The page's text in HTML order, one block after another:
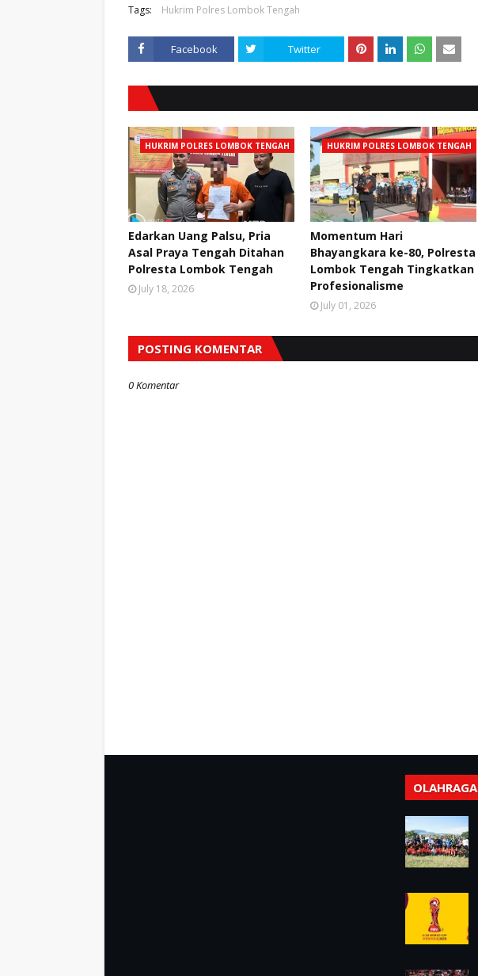
Tags: Hukrim Polres Lombok Tengah
Facebook Twitter
HUKRIM POLRES LOMBOK TENGAH
Edarkan Uang Palsu, Pria
Asal Praya Tengah Ditahan
Polresta Lombok Tengah
July 18, 2026
HUKRIM POLRES LOMBOK TENGAH
Momentum Hari
Bhayangkara ke-80, Polresta
Lombok Tengah Tingkatkan
Profesionalisme
July 01, 2026
POSTING KOMENTAR
0 Komentar
OLAHRAGA